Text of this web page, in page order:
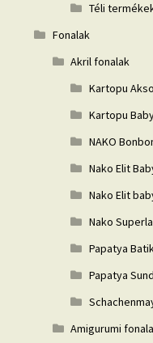
Téli
Fonalak
Akril fonalak
Kartopu
Kartopu
NAKO
Nako Elit
Nako Elit
Nako
Papatya
Papatya
Amigurumi